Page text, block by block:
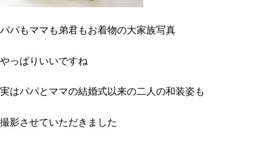
パパもママも弟君もお着物の大家族写真
やっぱりいいですね
実はパパとママの結婚式以来の二人の和装姿も
撮影させていただきました